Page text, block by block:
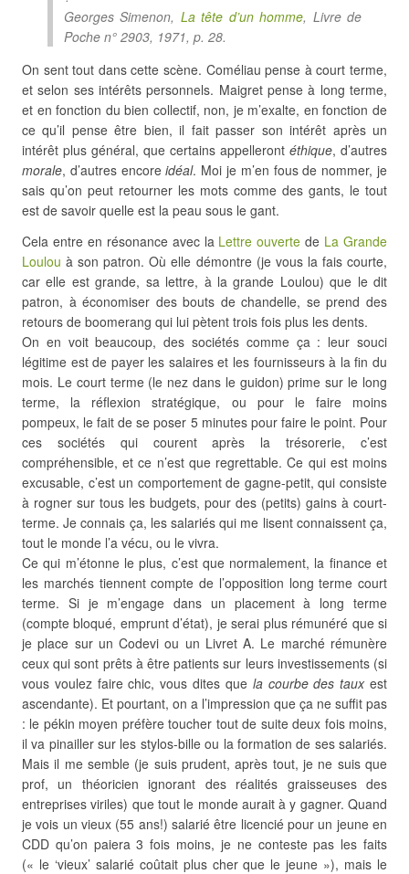
Georges Simenon, La tête d’un homme, Livre de
Poche n° 2903, 1971, p. 28.
On sent tout dans cette scène. Coméliau pense à court terme,
et selon ses intérêts personnels. Maigret pense à long terme,
et en fonction du bien collectif, non, je m’exalte, en fonction de
ce qu’il pense être bien, il fait passer son intérêt après un
intérêt plus général, que certains appelleront éthique, d’autres
morale, d’autres encoreidéal. Moi je m’en fous de nommer, je
sais qu’on peut retourner les mots comme des gants, le tout
est de savoir quelle est la peau sous le gant.
Cela entre en résonance avec la Lettre ouverte de La Grande
Loulou à son patron. Où elle démontre (je vous la fais courte,
car elle est grande, sa lettre, à la grande Loulou) que le dit
patron, à économiser des bouts de chandelle, se prend des
retours de boomerang qui lui pètent trois fois plus les dents.
On en voit beaucoup, des sociétés comme ça : leur souci
légitime est de payer les salaires et les fournisseurs à la fin du
mois. Le court terme (le nez dans le guidon) prime sur le long
terme, la réflexion stratégique, ou pour le faire moins
pompeux, le fait de se poser 5 minutes pour faire le point. Pour
ces sociétés qui courent après la trésorerie, c’est
compréhensible, et ce n’est que regrettable. Ce qui est moins
excusable, c’est un comportement de gagne-petit, qui consiste
à rogner sur tous les budgets, pour des (petits) gains à court-
terme. Je connais ça, les salariés qui me lisent connaissent ça,
tout le monde l’a vécu, ou le vivra.
Ce qui m’étonne le plus, c’est que normalement, la finance et
les marchés tiennent compte de l’opposition long terme court
terme. Si je m’engage dans un placement à long terme
(compte bloqué, emprunt d’état), je serai plus rémunéré que si
je place sur un Codevi ou un Livret A. Le marché rémunère
ceux qui sont prêts à être patients sur leurs investissements (si
vous voulez faire chic, vous dites que la courbe des taux est
ascendante). Et pourtant, on a l’impression que ça ne suffit pas
: le pékin moyen préfère toucher tout de suite deux fois moins,
il va pinailler sur les stylos-bille ou la formation de ses salariés.
Mais il me semble (je suis prudent, après tout, je ne suis que
prof, un théoricien ignorant des réalités graisseuses des
entreprises viriles) que tout le monde aurait à y gagner. Quand
je vois un vieux (55 ans!) salarié être licencié pour un jeune en
CDD qu’on paiera 3 fois moins, je ne conteste pas les faits
(« le ‘vieux’ salarié coûtait plus cher que le jeune »), mais le